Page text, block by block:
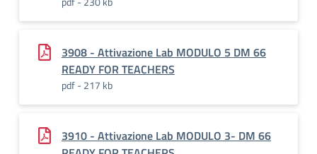
3908 - Attivazione Lab MODULO 5 DM 66
READY FOR TEACHERS
pdf - 217 kb
3910 - Attivazione Lab MODULO 3- DM 66